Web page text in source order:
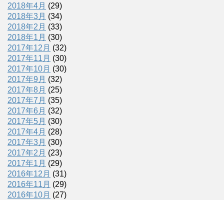
2018年4月 (29)
2018年3月 (34)
2018年2月 (33)
2018年1月 (30)
2017年12月 (32)
2017年11月 (30)
2017年10月 (30)
2017年9月 (32)
2017年8月 (25)
2017年7月 (35)
2017年6月 (32)
2017年5月 (30)
2017年4月 (28)
2017年3月 (30)
2017年2月 (23)
2017年1月 (29)
2016年12月 (31)
2016年11月 (29)
2016年10月 (27)